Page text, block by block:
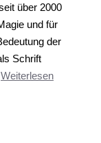
über 2000
und für
der
Schrift
Weiterlesen